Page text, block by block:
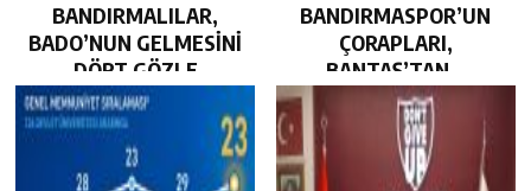
BANDIRMALILAR,
BADO’NUN GELMESİNİ
DÖRT GÖZLE
BEKLİYOR…
BANDIRMASPOR’UN
ÇORAPLARI,
BANTAŞ’TAN…